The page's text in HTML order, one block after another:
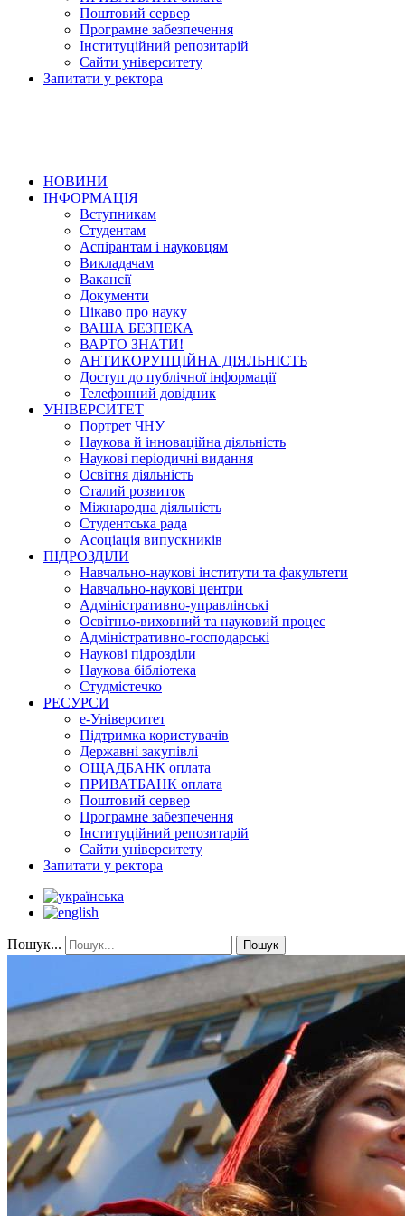
Поштовий сервер
Програмне забезпечення
Інституційний репозитарій
Сайти університету
Запитати у ректора
НОВИНИ
ІНФОРМАЦІЯ
Вступникам
Студентам
Аспірантам і науковцям
Викладачам
Вакансії
Документи
Цікаво про науку
ВАША БЕЗПЕКА
ВАРТО ЗНАТИ!
АНТИКОРУПЦІЙНА ДІЯЛЬНІСТЬ
Доступ до публічної інформації
Телефонний довідник
УНІВЕРСИТЕТ
Портрет ЧНУ
Наукова й інноваційна діяльність
Наукові періодичні видання
Освітня діяльність
Сталий розвиток
Міжнародна діяльність
Студентська рада
Асоціація випускників
ПІДРОЗДІЛИ
Навчально-наукові інститути та факультети
Навчально-наукові центри
Адміністративно-управлінські
Освітньо-виховний та науковий процес
Адміністративно-господарські
Наукові підрозділи
Наукова бібліотека
Студмістечко
РЕСУРСИ
е-Університет
Підтримка користувачів
Державні закупівлі
ОЩАДБАНК оплата
ПРИВАТБАНК оплата
Поштовий сервер
Програмне забезпечення
Інституційний репозитарій
Сайти університету
Запитати у ректора
Пошук... Пошук